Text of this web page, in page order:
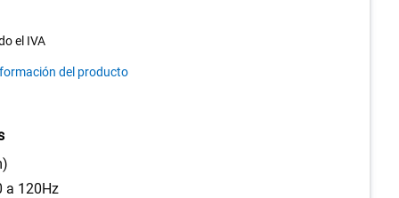
5
242
el IVA
del producto
a 120Hz